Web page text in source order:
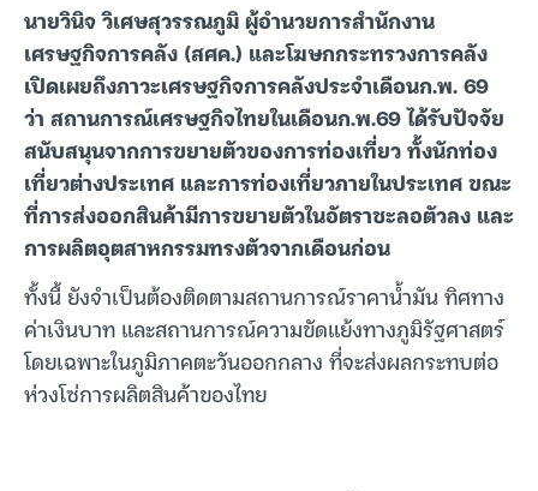
นายวินิจ วิเศษสุวรรณภูมิ ผู้อำนวยการสำนักงาน
เศรษฐกิจการคลัง (สศค.) และโฆษกกระทรวงการคลัง
เปิดเผยถึงภาวะเศรษฐกิจการคลังประจำเดือนก.พ. 69
ว่า สถานการณ์เศรษฐกิจไทยในเดือนก.พ.69 ได้รับปัจจัย
สนับสนุนจากการขยายตัวของการท่องเที่ยว ทั้งนักท่อง
เที่ยวต่างประเทศ และการท่องเที่ยวภายในประเทศ ขณะ
ที่การส่งออกสินค้ามีการขยายตัวในอัตราชะลอตัวลง และ
การผลิตอุตสาหกรรมทรงตัวจากเดือนก่อน
ทั้งนี้ ยังจำเป็นต้องติดตามสถานการณ์ราคาน้ำมัน ทิศทาง
ค่าเงินบาท และสถานการณ์ความขัดแย้งทางภูมิรัฐศาสตร์
โดยเฉพาะในภูมิภาคตะวันออกกลาง ที่จะส่งผลกระทบต่อ
ห่วงโซ่การผลิตสินค้าของไทย